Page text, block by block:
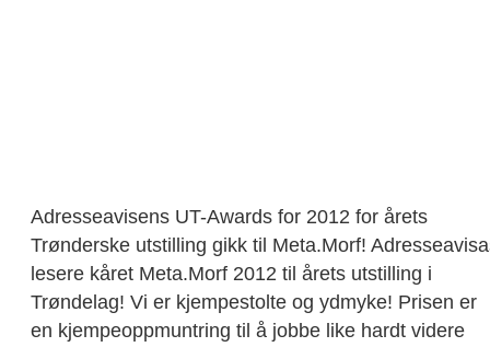
Adresseavisens UT-Awards for 2012 for årets
Trønderske utstilling gikk til Meta.Morf!
lesere kåret Meta.Morf 2012 til årets utstilling i
Trøndelag! Vi er kjempestolte og ydmyke! Prisen er
en kjempeoppmuntring til å jobbe like hardt videre